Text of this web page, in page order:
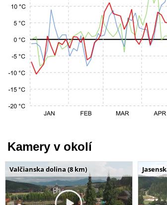
Kamery v okolí
Valčianska dolina (8 km)